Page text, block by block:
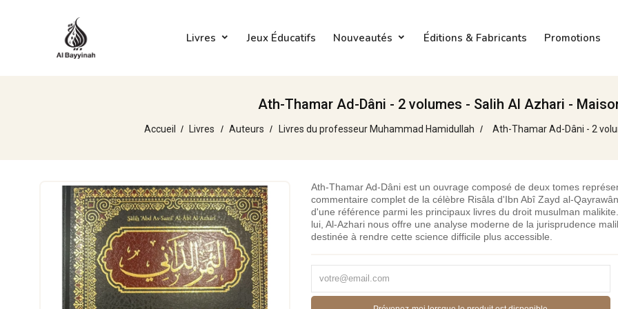
Livres Jeux Éducatifs Nouveautés Éditions & Fabricants Promotions
Ath-Thamar Ad-Dâni - 2 volumes - Salih Al Azhari -
Accueil Livres Auteurs Livres du professeur Muhammad Hamidullah Ath-Thamar Ad-Dâni - 2
Ath-Thamar Ad-Dâni est un ouvrage composé de deux tomes
commentaire complet de la célèbre Risâla d'Ibn Abî Zayd al-
d'une référence parmi les principaux livres du droit musulman
lui, Al-Azhari nous offre une analyse moderne de la jurisprudence
destinée à rendre cette science difficile plus accessible.